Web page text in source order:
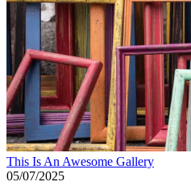
This Is An Awesome Gallery
05/07/2025